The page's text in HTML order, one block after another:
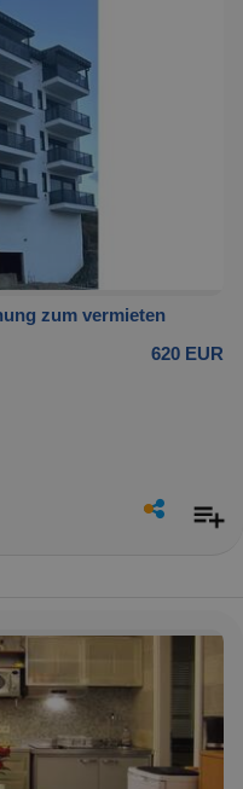
zum vermieten
620 EUR